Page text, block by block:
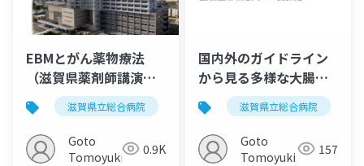
EBMとがん薬物療法
（滋賀県薬剤師講演）
20180307滋賀県立総合病院 がん薬物療法 化学療法
Goto
Tomoyuki
0.9K
国内外のガイドライン
から見る多様な大腸癌
化学療法（湖南がん診
療ネットワーク講演）
20170518
滋賀県立総合病院
Goto
Tomoyuki
157